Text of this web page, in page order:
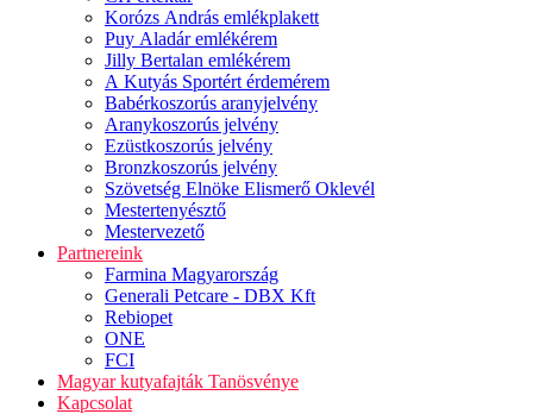
Korózs András emlékplakett
Puy Aladár emlékérem
Jilly Bertalan emlékérem
A Kutyás Sportért érdemérem
Babérkoszorús aranyjelvény
Aranykoszorús jelvény
Ezüstkoszorús jelvény
Bronzkoszorús jelvény
Szövetség Elnöke Elismerő Oklevél
Mestertenyésztő
Mestervezető
Partnereink
Farmina Magyarország
Generali Petcare - DBX Kft
Rebiopet
ONE
FCI
Magyar kutyafajták Tanösvénye
Kapcsolat